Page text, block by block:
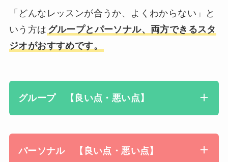
「どんなレッスンが合うか、よくわからない」と
いう方は グループとパーソナル、両方できるスタ
ジオがおすすめです。
グループ 【良い点・悪い点】
パーソナル 【良い点・悪い点】